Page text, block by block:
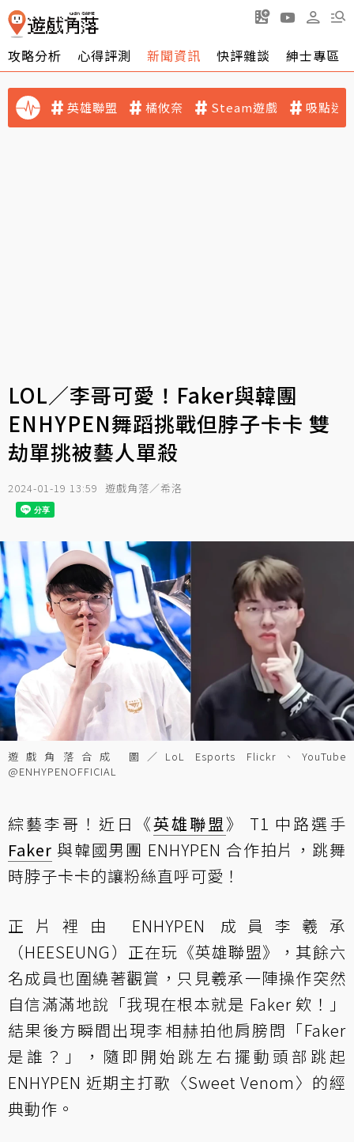
攻略分析 心得評測 新聞資訊 快評雜談 紳士專區
英雄聯盟 橘攸奈 Steam遊戲 吸點迷
LOL／李哥可愛！Faker與韓團
ENHYPEN舞蹈挑戰但脖子卡卡 雙
劫單挑被藝人單殺
2024-01-19 13:59 遊戲角落／希洛
遊戲角落合成 圖／LoL Esports Flickr、YouTube
@ENHYPENOFFICIAL
綜藝李哥！近日《英雄聯盟 》 T1 中路選手
Faker 與韓國男團 ENHYPEN 合作拍片，跳舞
時脖子卡卡的讓粉絲直呼可愛！
正片裡由 ENHYPEN 成員李羲承
（HEESEUNG）正在玩《英雄聯盟》，其餘六
名成員也圍繞著觀賞，只見羲承一陣操作突然
自信滿滿地說「我現在根本就是 Faker 欸！」
結果後方瞬間出現李相赫拍他肩膀問「Faker
是誰？」，隨即開始跳左右擺動頭部跳起
ENHYPEN 近期主打歌〈Sweet Venom〉的經
典動作。